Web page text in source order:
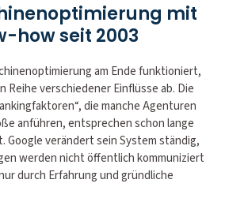
mit
how seit 2003
am Ende funktioniert,
Reihe verschiedener Einflüsse ab. Die
die manche Agenturen
anführen, entsprechen schon lange
Google verändert sein System ständig,
werden nicht öffentlich kommuniziert
durch Erfahrung und gründliche